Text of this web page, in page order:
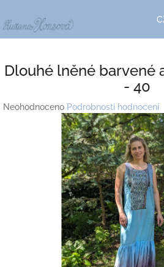
na
obsah
Dlouhé lněné barvené
- 40
Průměrné
Neohodnoceno Podrobnosti hodnocení